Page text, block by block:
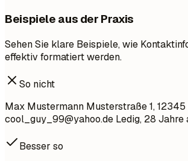
Beispiele aus der Praxis
Sehen Sie klare Beispiele, wie
effektiv formatiert werden.
So nicht
Max Mustermann Musterstraße 1,
cool_guy_99@yahoo.de Ledig, 28 Jahre
Besser so